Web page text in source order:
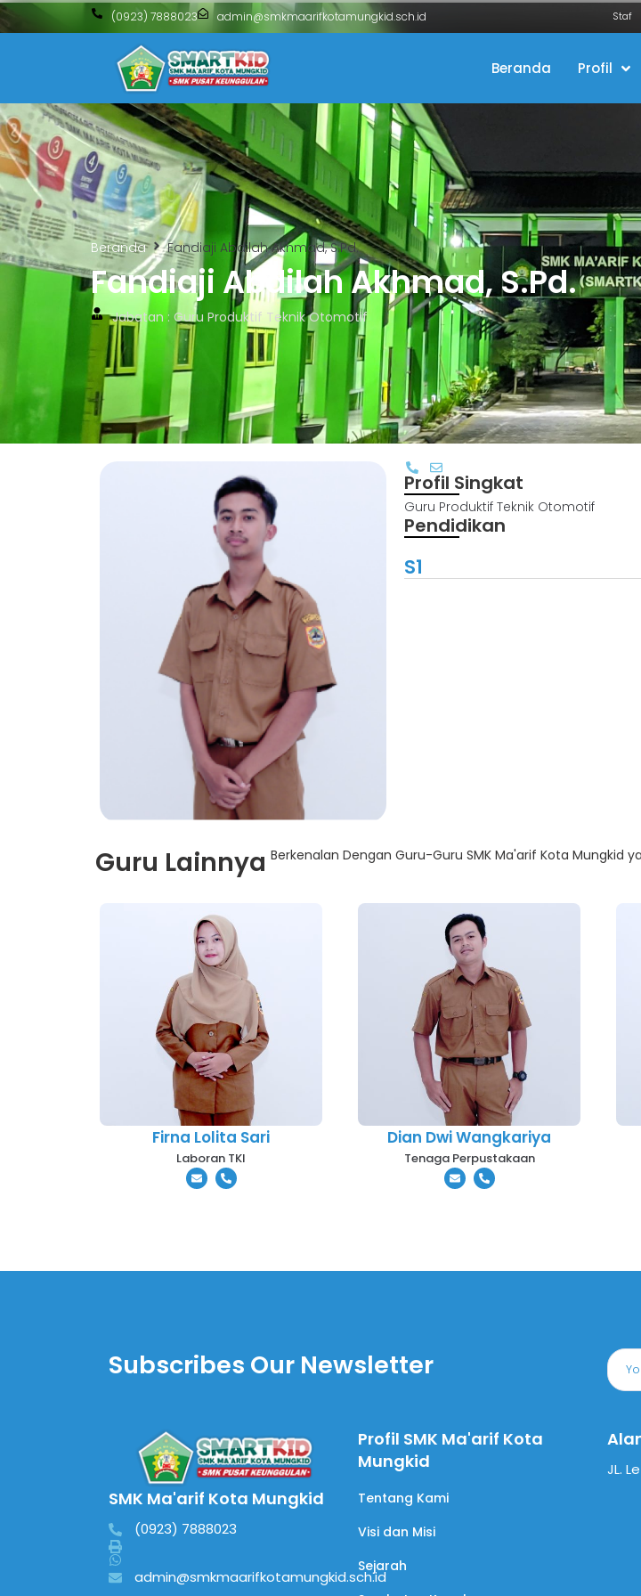
(0923) 7888023 admin@smkmaarifkotamungkid.sch.id Staf
Beranda Profil
Beranda Fandiaji Abdilah Akhmad, S.Pd.
Fandiaji Abdilah Akhmad, S.Pd.
Jabatan : Guru Produktif Teknik Otomotif
Profil Singkat
Guru Produktif Teknik Otomotif
Pendidikan
S1
Guru Lainnya Berkenalan Dengan Guru-Guru SMK Ma'arif Kota Mungkid
Firna Lolita Sari
Laboran TKI
Dian Dwi Wangkariya
Tenaga Perpustakaan
Subscribes Our Newsletter
SMK Ma'arif Kota Mungkid
(0923) 7888023
admin@smkmaarifkotamungkid.sch.id
Profil SMK Ma'arif Kota
Mungkid
Tentang Kami
Visi dan Misi
Sejarah
JL.